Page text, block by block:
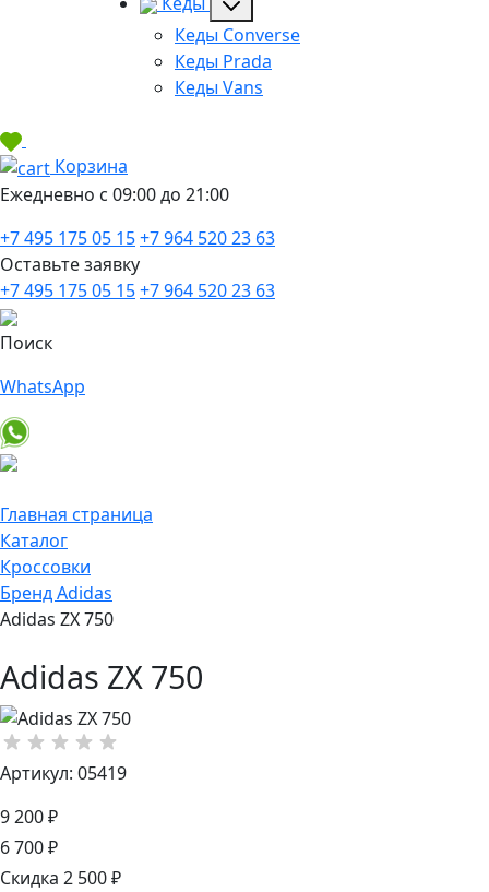
Кеды Converse
Кеды Prada
Кеды Vans
Корзина
Ежедневно с 09:00 до 21:00
+7 495 175 05 15+7 964 520 23 63
Оставьте заявку
+7 495 175 05 15+7 964 520 23 63
Поиск
WhatsApp
Главная страница
Каталог
Кроссовки
Бренд Adidas
Adidas ZX 750
Adidas ZX 750
Артикул: 05419
9 200 ₽
6 700 ₽
Скидка 2 500 ₽